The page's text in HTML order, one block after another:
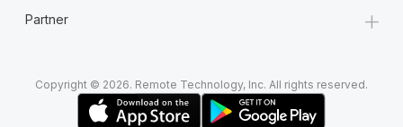
Partner +
Copyright © 2026. Remote Technology, Inc. All rights reserved.